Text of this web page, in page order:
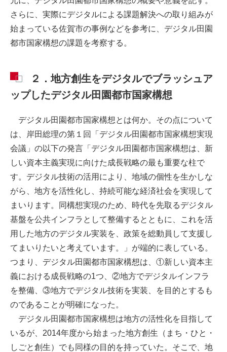
さらに、実際にデジタルによる課題解決への取り組みが
始まっている佐賀市の事例などを参考に、デジタル田園
都市国家構想の課題を考察する。
２．地方創生をデジタルでブラッシュア
ップしたデジタル田園都市国家構想
デジタル田園都市国家構想とは何か。その点について
は、岸田総理の第１回「デジタル田園都市国家構想実現
会議」の以下の発言「デジタル田園都市国家構想は、新
しい資本主義実現に向けた成長戦略の最も重要な柱で
す。デジタル技術の活用により、地域の個性を生かしな
がら、地方を活性化し、持続可能な経済社会を実現して
まいります。同構想実現のため、時代を先取るデジタル
基盤を公共インフラとして整備するとともに、これを活
用した地方のデジタル実装を、政策を総動員して支援し
てまいりたいと考えています。」が端的に表している。
つまり、デジタル田園都市国家構想は、①新しい資本主
義における成長戦略の1つ、②地方でデジタルインフラ
を整備、③地方でデジタル技術を実装、を目的とするも
のであることが明確になった。
デジタル田園都市国家構想は地方の活性化を目指して
いるが、2014年度から始まった地方創生（まち・ひと・
しごと創生）でも同様の目的を持っていた。そこで、地